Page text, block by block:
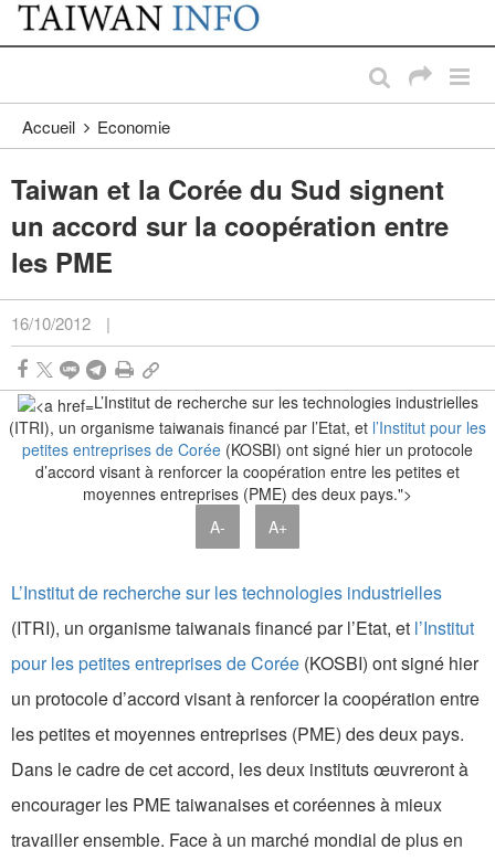
Passer au contenu principal
:::
Accueil Economie
Taiwan et la Corée du Sud signent
un accord sur la coopération entre
les PME
16/10/2012 |
L’Institut de recherche sur les technologies industrielles
(ITRI), un organisme taiwanais financé par l’Etat, et l’Institut pour les
petites entreprises de Corée (KOSBI) ont signé hier un protocole
d’accord visant à renforcer la coopération entre les petites et
moyennes entreprises (PME) des deux pays.">
A-
A+
L’Institut de recherche sur les technologies industrielles
(ITRI), un organisme taiwanais financé par l’Etat, et l’Institut
pour les petites entreprises de Corée (KOSBI) ont signé hier
un protocole d’accord visant à renforcer la coopération entre
les petites et moyennes entreprises (PME) des deux pays.
Dans le cadre de cet accord, les deux instituts œuvreront à
encourager les PME taiwanaises et coréennes à mieux
travailler ensemble. Face à un marché mondial de plus en